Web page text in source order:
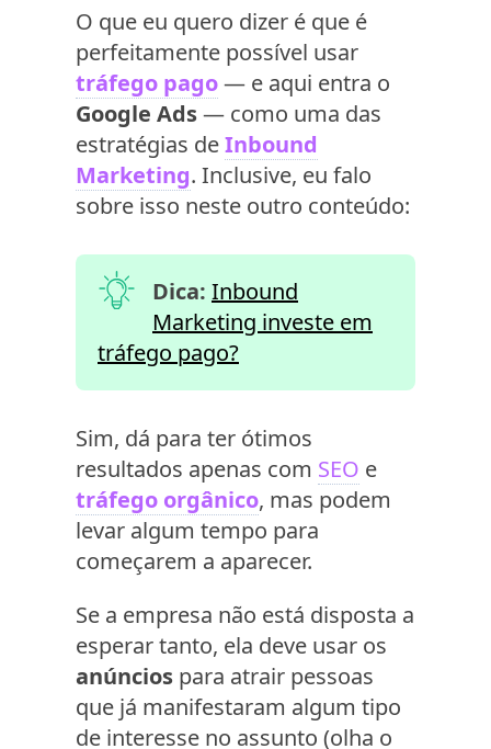
O que eu quero dizer é que é
perfeitamente possível usar
tráfego pago— e aqui entra o
Google Ads— como uma das
estratégias deInbound
Marketing. Inclusive, eu falo
sobre isso neste outro conteúdo:
Dica: Inbound
Marketing investe em
tráfego pago?
Sim, dá para ter ótimos
resultados apenas com SEO e
tráfego orgânico, mas podem
levar algum tempo para
começarem a aparecer.
Se a empresa não está disposta a
esperar tanto, ela deve usar os
anúncios para atrair pessoas
que já manifestaram algum tipo
de interesse no assunto (olha o